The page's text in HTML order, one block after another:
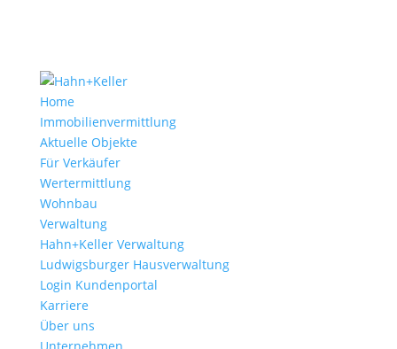
Home
Immobilienvermittlung
Aktuelle Objekte
Für Verkäufer
Wertermittlung
Wohnbau
Verwaltung
Hahn+Keller Verwaltung
Ludwigsburger Hausverwaltung
Login Kundenportal
Karriere
Über uns